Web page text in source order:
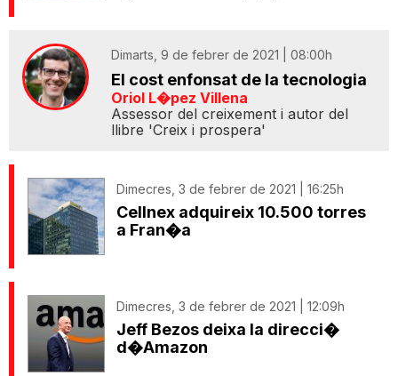
Dimarts, 9 de febrer de 2021 | 08:00h
El cost enfonsat de la tecnologia
Oriol L�pez Villena
Assessor del creixement i autor del
llibre 'Creix i prospera'
Dimecres, 3 de febrer de 2021 | 16:25h
Cellnex adquireix 10.500 torres
a Fran�a
Dimecres, 3 de febrer de 2021 | 12:09h
Jeff Bezos deixa la direcci�
d�Amazon